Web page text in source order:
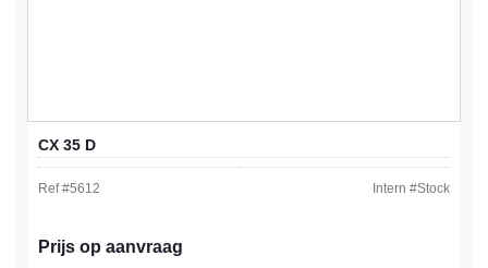
CX 35 D
Ref #5612 Intern #Stock
Prijs op aanvraag